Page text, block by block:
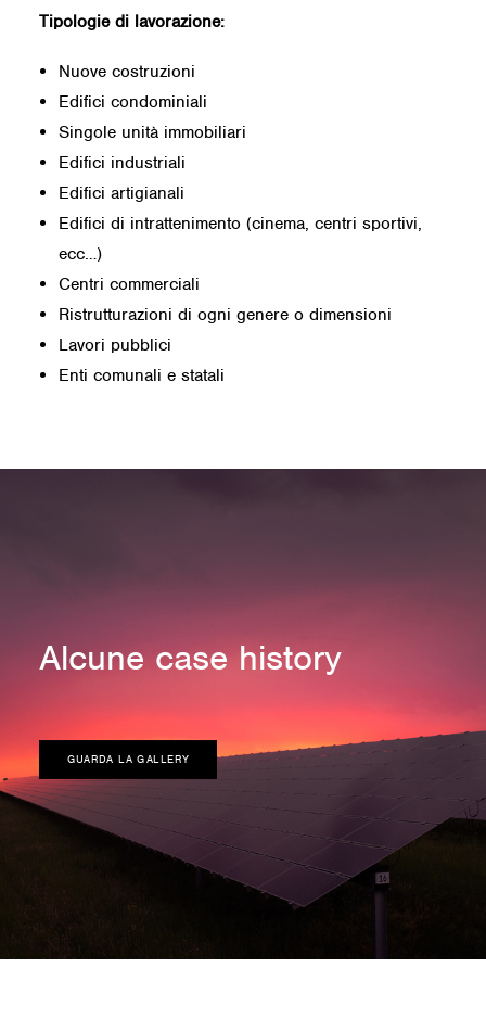
Tipologie di lavorazione:
Nuove costruzioni
Edifici condominiali
Singole unità immobiliari
Edifici industriali
Edifici artigianali
Edifici di intrattenimento (cinema, centri sportivi,
ecc…)
Centri commerciali
Ristrutturazioni di ogni genere o dimensioni
Lavori pubblici
Enti comunali e statali
Alcune case history
GUARDA LA GALLERY